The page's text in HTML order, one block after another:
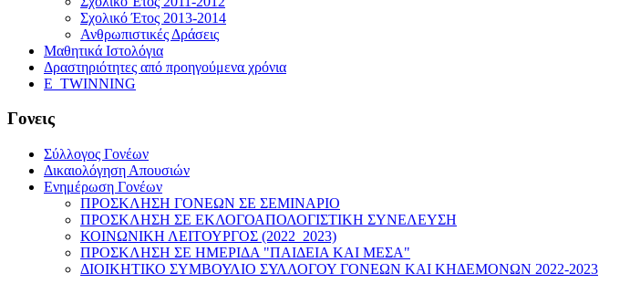
Σχολικό Έτος 2013-2014
Ανθρωπιστικές Δράσεις
Μαθητικά Ιστολόγια
Δραστηριότητες από προηγούμενα χρόνια
E_TWINNING
Γονεις
Σύλλογος Γονέων
Δικαιολόγηση Απουσιών
Ενημέρωση Γονέων
ΠΡΟΣΚΛΗΣΗ ΓΟΝΕΩΝ ΣΕ ΣΕΜΙΝΑΡΙΟ
ΠΡΟΣΚΛΗΣΗ ΣΕ ΕΚΛΟΓΟΑΠΟΛΟΓΙΣΤΙΚΗ ΣΥΝΕΛΕΥΣΗ
ΚΟΙΝΩΝΙΚΗ ΛΕΙΤΟΥΡΓΟΣ (2022_2023)
ΠΡΟΣΚΛΗΣΗ ΣΕ ΗΜΕΡΙΔΑ "ΠΑΙΔΕΙΑ ΚΑΙ ΜΕΣΑ"
ΔΙΟΙΚΗΤΙΚΟ ΣΥΜΒΟΥΛΙΟ ΣΥΛΛΟΓΟΥ ΓΟΝΕΩΝ ΚΑΙ ΚΗΔΕΜΟΝΩΝ 2022-2023